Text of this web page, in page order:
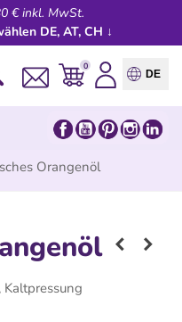
€ inkl. MwSt.
DE, AT, CH ↓
0
DE
Orangenöl